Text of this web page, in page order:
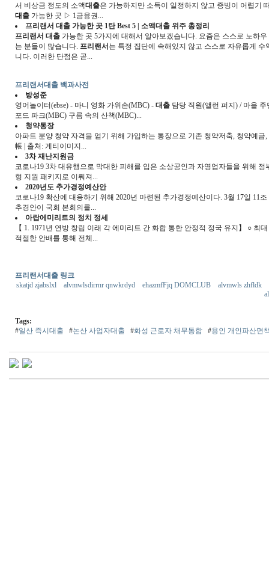
서 비상금 정도의 소액대출은 가능하지만 소득이 일정하지 않고 증빙이 어렵기
대출 가능한 곳 ▷ 1금융권...
프리랜서 대출 가능한 곳 1탄 Best 5 | 소액대출 위주 총정리
프리랜서 대출 가능한 곳 5가지에 대해서 알아보겠습니다. 요즘은 스스로 노하
는 분들이 많습니다. 프리랜서는 특정 집단에 속해있지 않고 스스로 자유롭게
니다. 이러한 단점은 곧...
프리랜서대출 백과사전
방성준
영어놀이터(ebse) - 마니 영화 가위손(MBC) - 대출 담당 직원(앨런 퍼지) / 마을
포드 파크(MBC) 구름 속의 산책(MBC)...
청약통장
아파트 분양 청약 자격을 얻기 위해 가입하는 통장으로 기존 청약저축, 청약예
帳 | 출처: 게티이미지...
3차 재난지원금
코로나19 3차 대유행으로 막대한 피해를 입은 소상공인과 자영업자들을 위해
형 지원 패키지로 이뤄져...
2020년도 추가경정예산안
코로나19 확산에 대응하기 위해 2020년 마련된 추가경정예산이다. 3월 17일 11
추경안이 국회 본회의를...
아랍에미리트의 정치 정세
【 1. 1971년 연방 창립 이래 각 에미리트 간 화합 통한 안정적 정국 유지】 ○
적절한 안배를 통해 전체...
프리랜서대출 링크
skatjd zjabslxl
alvmwlsdirrnr qnwkrdyd ehazmfFjq DOMCLUB alvmwls zhfldk
Tags:
#일산 즉시대출 #논산 사업자대출 #화성 근로자 채무통합 #용인 개인파산면